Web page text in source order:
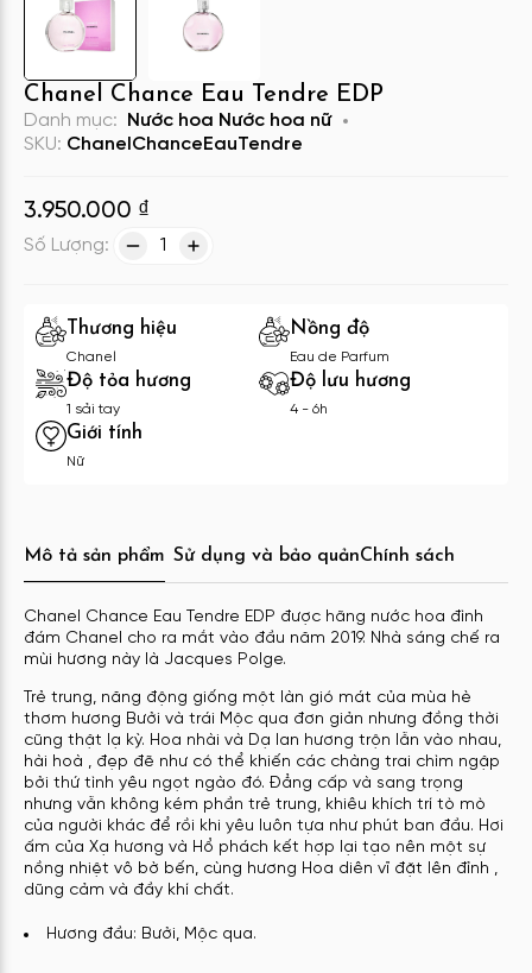
Chanel Chance Eau Tendre EDP
Danh mục: Nước hoa Nước hoa nữ
SKU: ChanelChanceEauTendre
3.950.000 ₫
Số Lượng: 1
Thương hiệu
Chanel
Nồng độ
Eau de Parfum
Độ tỏa hương
1 sải tay
Độ lưu hương
4 - 6h
Giới tính
Nữ
Mô tả sản phẩm Sử dụng và bảo quảnChính sách
Chanel Chance Eau Tendre EDP được hãng nước hoa đình
đám Chanel cho ra mắt vào đầu năm 2019. Nhà sáng chế ra
mùi hương này là Jacques Polge.
Trẻ trung, năng động giống một làn gió mát của mùa hè
thơm hương Bưởi và trái Mộc qua đơn giản nhưng đồng thời
cũng thật lạ kỳ. Hoa nhài và Dạ lan hương trộn lẫn vào nhau,
hài hoà , đẹp đẽ như có thể khiến các chàng trai chìm ngập
bởi thứ tình yêu ngọt ngào đó. Đẳng cấp và sang trọng
nhưng vẫn không kém phần trẻ trung, khiêu khích trí tò mò
của người khác để rồi khi yêu luôn tựa như phút ban đầu. Hơi
ấm của Xạ hương và Hổ phách kết hợp lại tạo nên một sự
nồng nhiệt vô bờ bến, cùng hương Hoa diên vĩ đặt lên đỉnh ,
dũng cảm và đầy khí chất.
Hương đầu: Bưởi, Mộc qua.